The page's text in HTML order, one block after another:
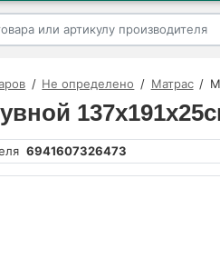
Не определено Матрас
6941607326473